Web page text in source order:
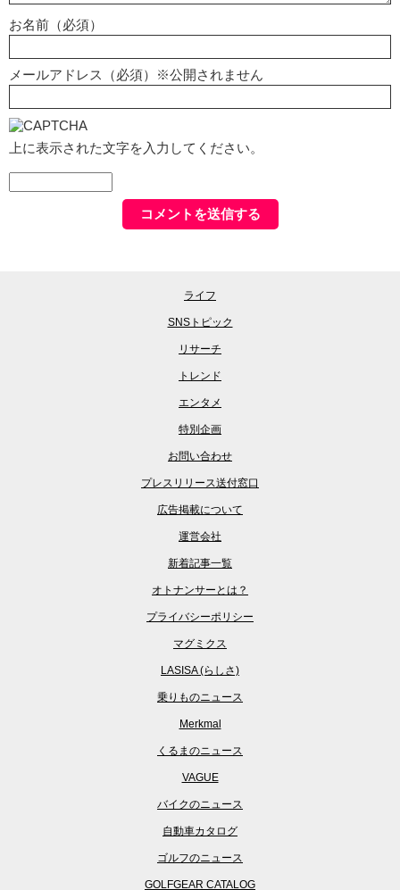
お名前（必須）
メールアドレス（必須）※公開されません
上に表示された文字を入力してください。
ライフ
SNSトピック
リサーチ
トレンド
エンタメ
特別企画
お問い合わせ
プレスリリース送付窓口
広告掲載について
運営会社
新着記事一覧
オトナンサーとは？
プライバシーポリシー
マグミクス
LASISA (らしさ)
乗りものニュース
Merkmal
くるまのニュース
VAGUE
バイクのニュース
自動車カタログ
ゴルフのニュース
GOLFGEAR CATALOG